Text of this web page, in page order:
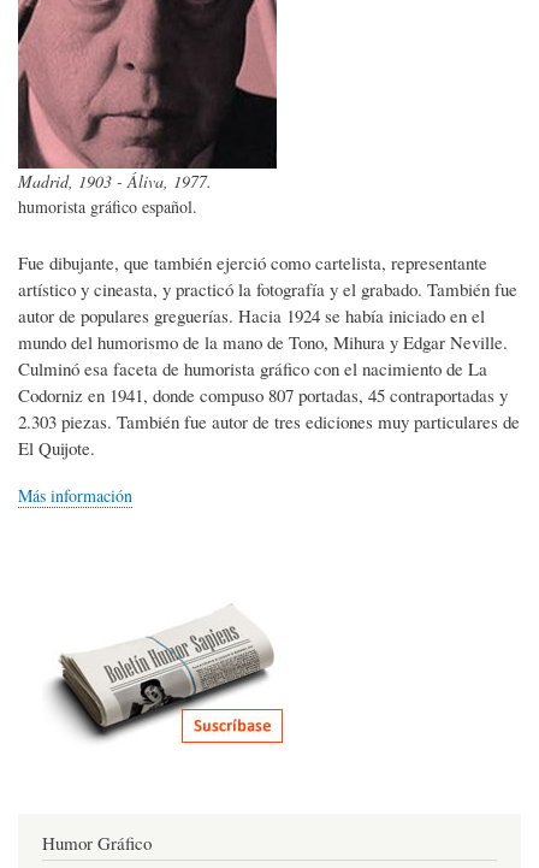
Madrid, 1903 - Áliva, 1977.
humorista gráfico español.
Fue dibujante, que también ejerció como cartelista, representante
artístico y cineasta, y practicó la fotografía y el grabado. También fue
autor de populares greguerías. Hacia 1924 se había iniciado en el
mundo del humorismo de la mano de Tono, Mihura y Edgar Neville.
Culminó esa faceta de humorista gráfico con el nacimiento de La
Codorniz en 1941, donde compuso 807 portadas, 45 contraportadas y
2.303 piezas. También fue autor de tres ediciones muy particulares de
El Quijote.
Más información
Humor Gráfico